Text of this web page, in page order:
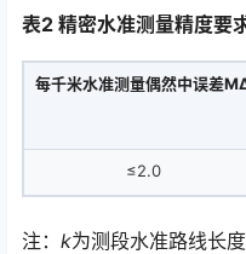
表2 精密水准测量精度要
每千米水准测量偶然中误差
≤2.0
注： k为测段水准路线长度